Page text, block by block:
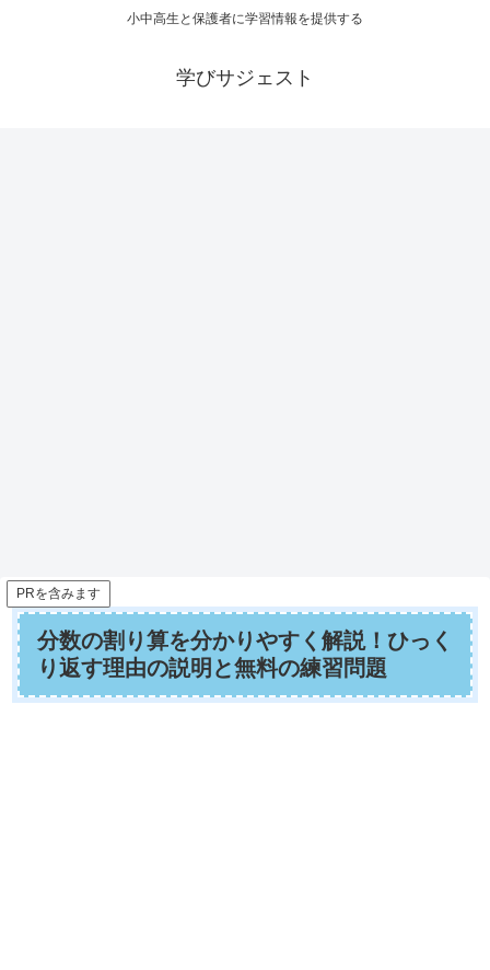
小中高生と保護者に学習情報を提供する
学びサジェスト
PRを含みます
分数の割り算を分かりやすく解説！ひっく
り返す理由の説明と無料の練習問題